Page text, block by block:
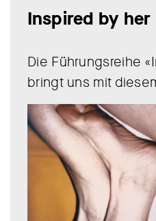
Inspired by her
Die Führungsreihe
bringt uns mit